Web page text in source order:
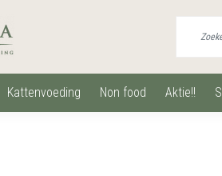
kattenvoeding non food aktie!!